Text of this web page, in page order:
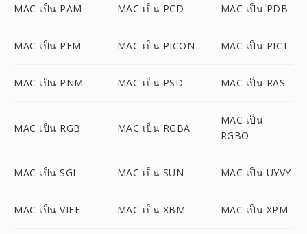
MAC เป็น PAM MAC เป็น PCD MAC เป็น PDB
MAC เป็น PFM MAC เป็น PICON MAC เป็น PICT
MAC เป็น PNM MAC เป็น PSD MAC เป็น RAS
MAC เป็น RGB MAC เป็น RGBA
MAC เป็น
RGBO
MAC เป็น SGI MAC เป็น SUN MAC เป็น UYVY
MAC เป็น VIFF MAC เป็น XBM MAC เป็น XPM